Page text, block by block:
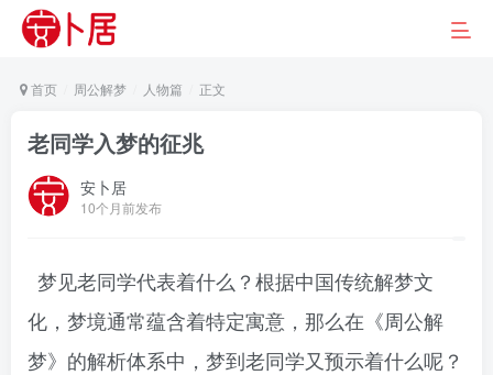
首页 周公解梦 人物篇 正文
老同学入梦的征兆
安卜居
10个月前发布
梦见老同学代表着什么？根据中国传统解梦文
化，梦境通常蕴含着特定寓意，那么在《周公解
梦》的解析体系中，梦到老同学又预示着什么呢？